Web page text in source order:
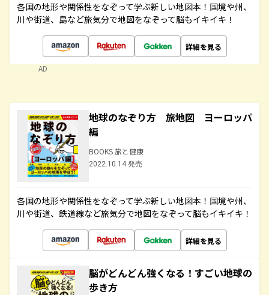
各国の地形や関係性をなぞって学ぶ新しい地図本！国境や州、
川や街道、島など旅気分で地図をなぞって脳もイキイキ！
詳細を見る
AD
地球のなぞり方 旅地図 ヨーロッパ
編
BOOKS 旅と健康
2022.10.14 発売
各国の地形や関係性をなぞって学ぶ新しい地図本！国境や州、
川や街道、鉄道線など旅気分で地図をなぞって脳もイキイキ！
詳細を見る
脳がどんどん強くなる！すごい地球の
歩き方